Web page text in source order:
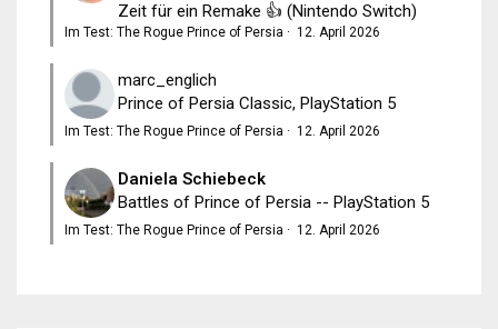
Zeit für ein Remake 👍 (Nintendo Switch)
Im Test: The Rogue Prince of Persia · 12. April 2026
marc_englich
Prince of Persia Classic, PlayStation 5
Im Test: The Rogue Prince of Persia · 12. April 2026
Daniela Schiebeck
Battles of Prince of Persia -- PlayStation 5
Im Test: The Rogue Prince of Persia · 12. April 2026